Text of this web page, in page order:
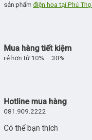
sản phẩm điện hoa tại Phú Thọ
Mua hàng tiết kiệm
rẻ hơn từ 10% – 30%
Hotline mua hàng
081.909.2222
Có thể bạn thích